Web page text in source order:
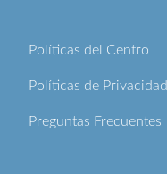
Políticas del Centro
Políticas de Privacidad
Preguntas Frecuentes